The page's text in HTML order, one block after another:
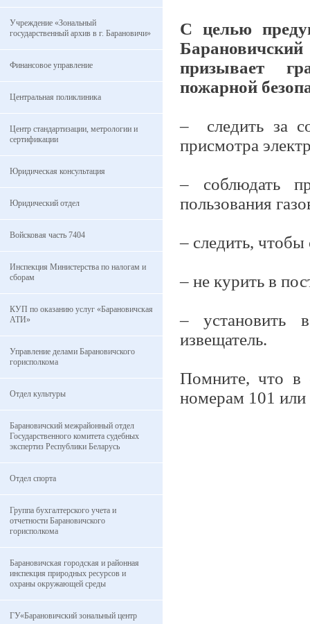
Учреждение «Зональный
государственный архив в г. Барановичи»
Финансовое управление
Центральная поликлиника
Центр стандартизации, метрологии и
сертификации
Юридическая консультация
Юридический отдел
Войсковая часть 7404
Инспекция Министерства по налогам и
сборам
КУП по оказанию услуг «Барановичская
АТИ»
Управление делами Барановичского
горисполкома
Отдел культуры
Барановичский межрайонный отдел
Государственного комитета судебных
экспертиз Республики Беларусь
Отдел спорта
Группа бухгалтерского учета и
отчетности Барановичского
горисполкома
Барановичская городская и районная
инспекция природных ресурсов и
охраны окружающей среды
ГУ«Барановичский зональный центр
С целью
призывает
пожарной
– следить за
присмотра
– соблюдать
пользования
– следить,
– не курить в
– установить
извещатель.
Помните, что в
номерам 101 или